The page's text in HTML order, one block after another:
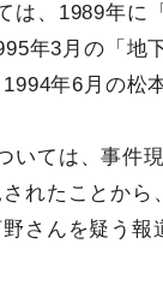
は、1989年に
年3月の「地
年6月の松
いては、事件
れたことか
さんを疑う